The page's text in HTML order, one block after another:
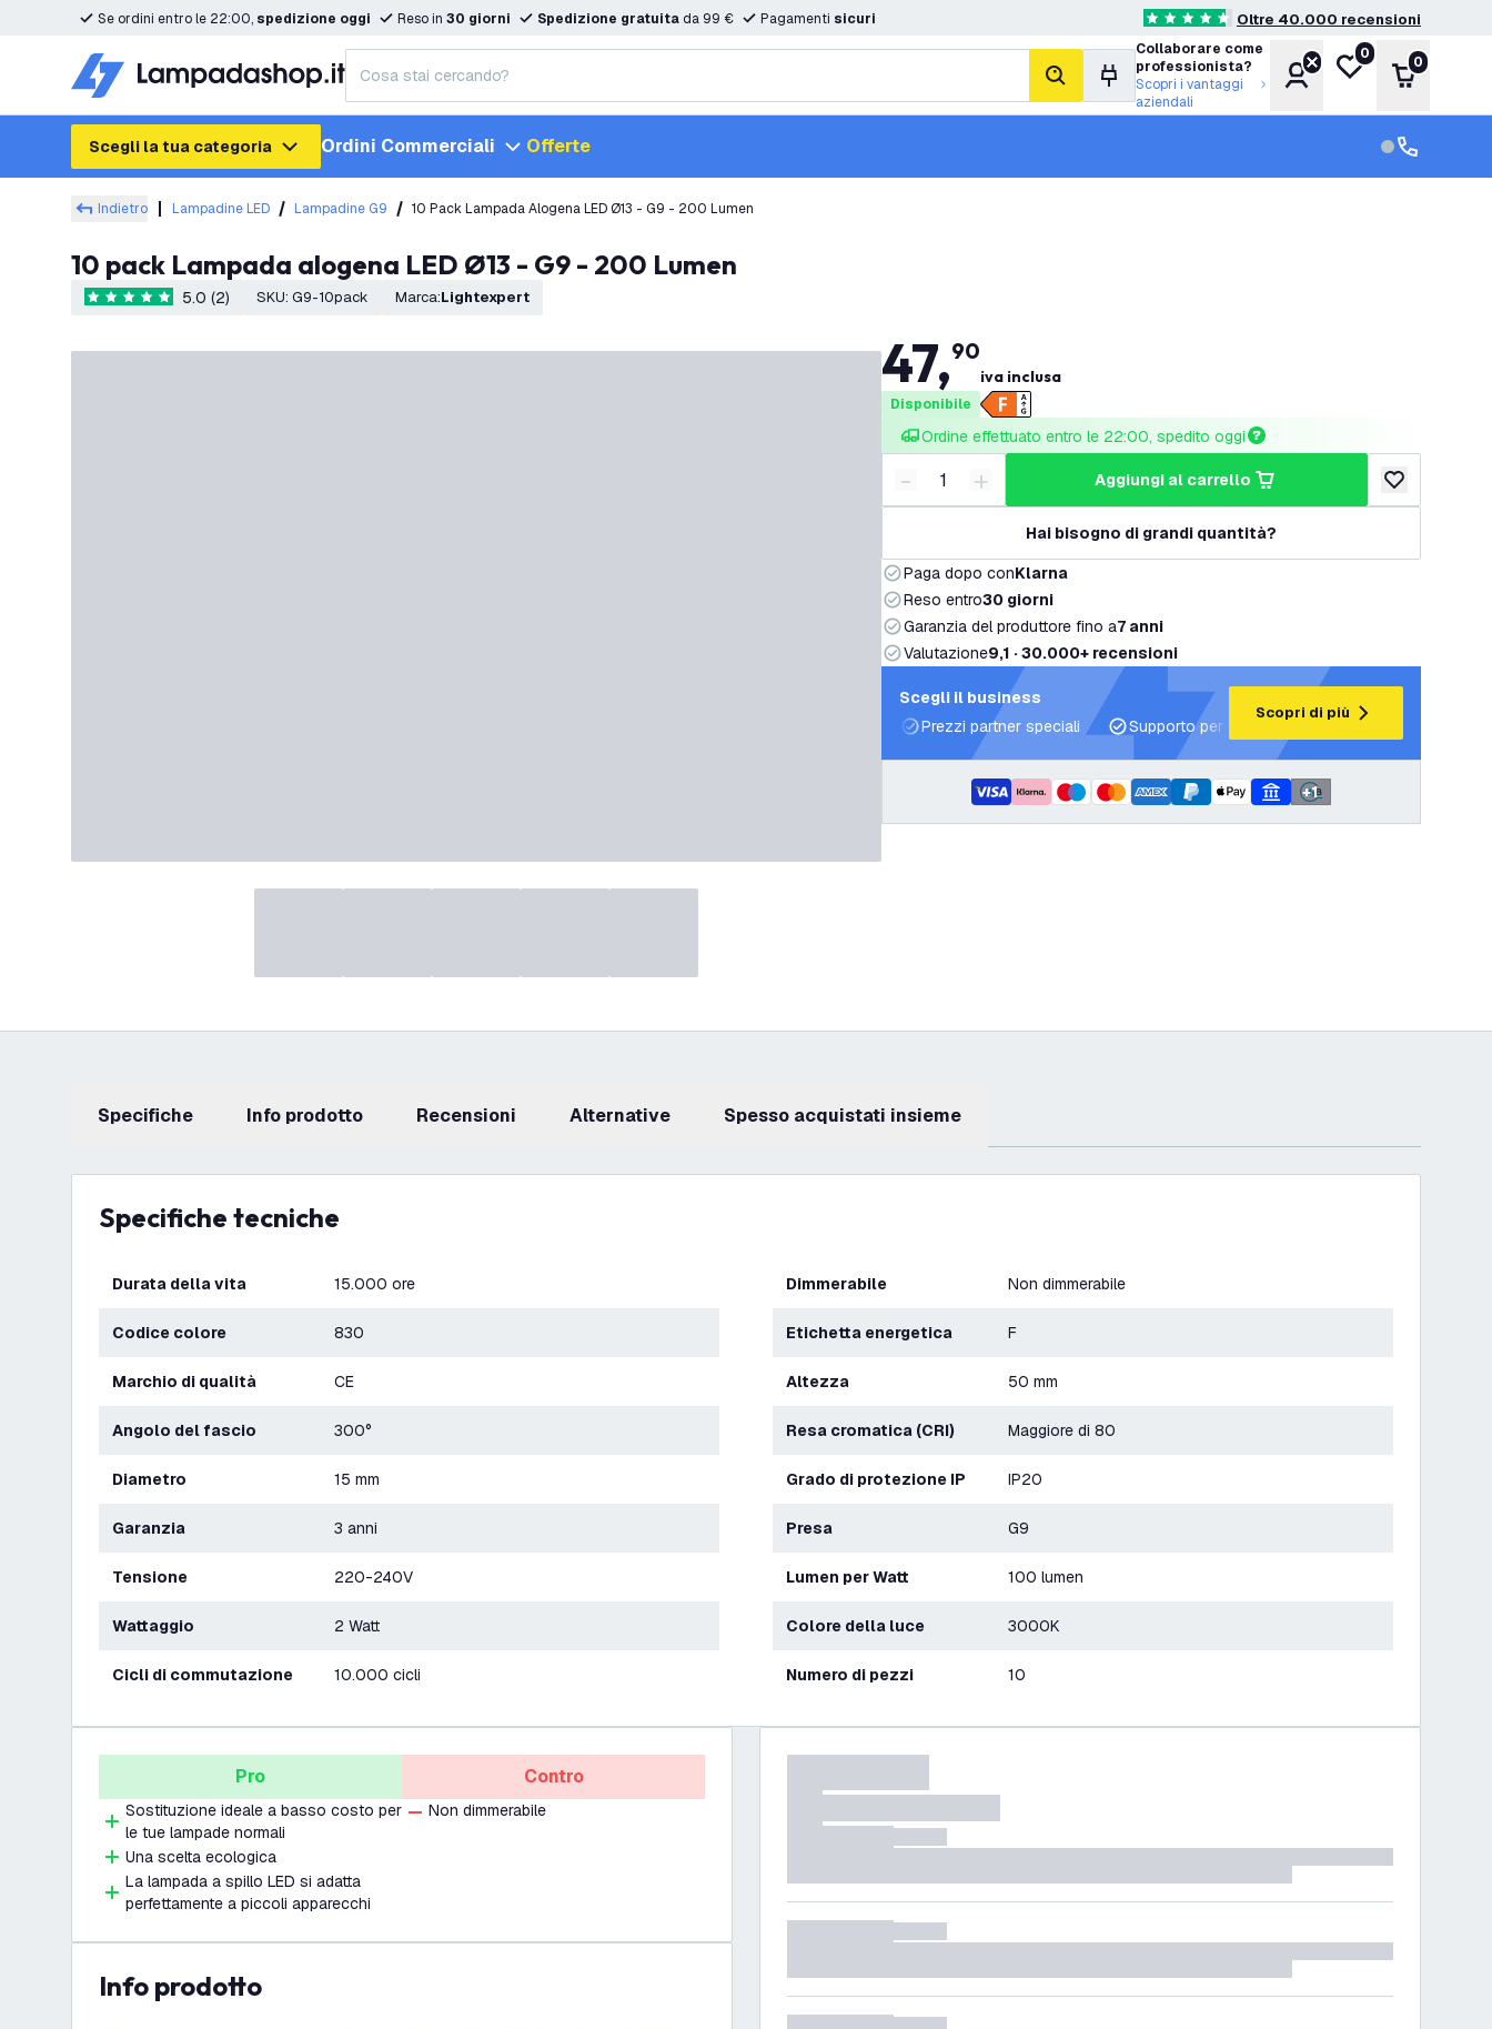
Se ordini entro le 22:00, spedizione oggi Reso in 30 giorni Spedizione gratuita da 99 € Pagamenti sicuri 4.6 stelle di valutazione
Oltre 40.000 recensioni
cerca
Collaborare come
professionista?
Scopri i vantaggi
aziendali
AccountLista desideri
0
Carrello
0
Scegli la tua categoria Ordini Commerciali Offerte Servizio
Assistenza
Indietro Lampadine LED Lampadine G9 10 Pack Lampada Alogena LED Ø13 - G9 - 200 Lumen
10 pack Lampada alogena LED Ø13 - G9 - 200 Lumen
5 stelle di valutazione
5.0 (2) SKU: G9-10pack Marca: Lightexpert
47,90
iva inclusa
Disponibile
Ordine effettuato entro le 22:00, spedito oggi
Riduci quantità
- Aumenta quantità
+ aggiungi al carrello
aggiungi alla
Hai bisogno di grandi quantità?
Paga dopo conKlarna
Reso entro30 giorni
Garanzia del produttore fino a7 anni
Valutazione9,1 · 30.000+ recensioni
Scegli il business
Prezzi partner speciali
Supporto per progetti e piani di illuminazione
Scopri di più
+1
Specifiche info prodotto recensioni Alternative Spesso acquistati insieme
Specifiche tecniche
Durata della vita 15.000 ore
Codice colore 830
Marchio di qualità CE
Angolo del fascio 300°
Diametro 15 mm
Garanzia 3 anni
Tensione 220-240V
Wattaggio 2 Watt
Cicli di commutazione 10.000 cicli
Dimmerabile Non dimmerabile
Etichetta energetica F
Altezza 50 mm
Resa cromatica (CRI) Maggiore di 80
Grado di protezione IP IP20
Presa G9
Lumen per Watt 100 lumen
Colore della luce 3000K
Numero di pezzi 10
Pro
Sostituzione ideale a basso costo per
le tue lampade normali
Una scelta ecologica
La lampada a spillo LED si adatta
perfettamente a piccoli apparecchi
Contro
Non dimmerabile
info prodotto